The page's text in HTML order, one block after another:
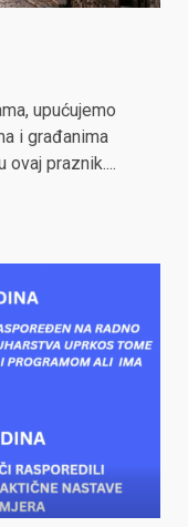
upućujemo
i građanima
praznik....